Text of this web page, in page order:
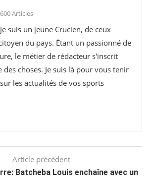
600 Articles
Je suis un jeune Crucien, de ceux
du pays. Étant un passionné de
le métier de rédacteur s'inscrit
des choses. Je suis là pour vous tenir
les actualités de vos sports
Article précédent
Batcheba Louis enchaîne avec un